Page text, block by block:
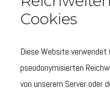
Cookies
Diese Website verwendet
pseudonymisierten
von unserem Server oder